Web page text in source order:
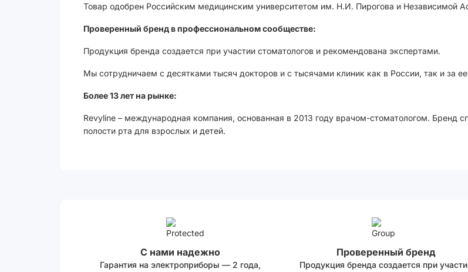
Товар одобрен Российским медицинским университетом им. Н.И. Пирогова и Независимой
Проверенный бренд в профессиональном сообществе:
Продукция бренда создается при участии стоматологов и рекомендована экспертами.
Мы сотрудничаем с десятками тысяч докторов и с тысячами клиник как в России, так и за
Более 13 лет на рынке:
Revyline – международная компания, основанная в 2013 году врачом-стоматологом. Бренд
полости рта для взрослых и детей.
С нами надежно
Гарантия на электроприборы — 2 года,
Проверенный бренд
Продукция бренда создается при